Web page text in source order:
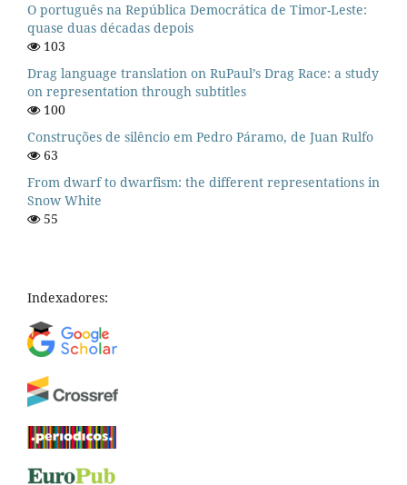
O português na República Democrática de Timor-Leste:
quase duas décadas depois
103
Drag language translation on RuPaul’s Drag Race: a study
on representation through subtitles
100
Construções de silêncio em Pedro Páramo, de Juan Rulfo
63
From dwarf to dwarfism: the different representations in
Snow White
55
Indexadores: